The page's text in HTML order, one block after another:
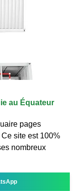
au Équateur
pages
site est 100%
nombreux